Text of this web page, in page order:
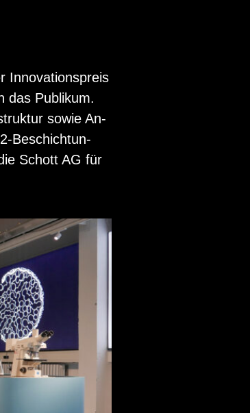
In­no­va­ti­ons­preis
das Pu­bli­kum.
sowie An­
Be­schich­tun­
Schott AG für